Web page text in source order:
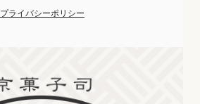
プライバシーポリシー